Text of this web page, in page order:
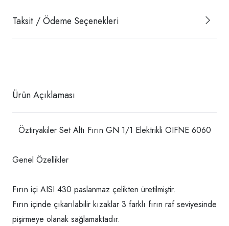
Taksit / Ödeme Seçenekleri
Ürün Açıklaması
Öztiryakiler Set Altı Fırın GN 1/1 Elektrikli OIFNE 6060
Genel Özellikler
Fırın içi AISI 430 paslanmaz çelikten üretilmiştir.
Fırın içinde çıkarılabilir kızaklar 3 farklı fırın raf seviyesinde
pişirmeye olanak sağlamaktadır.